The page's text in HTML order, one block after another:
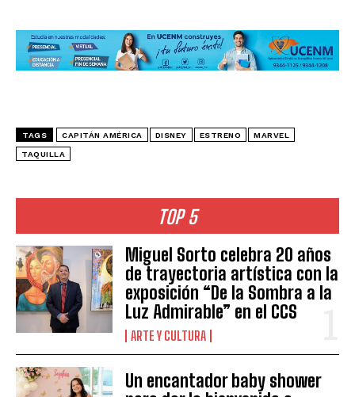
TOP 5
Miguel Sorto celebra 20 años
de trayectoria artística con la
exposición “De la Sombra a la
Luz Admirable” en el CCS
ARTE Y CULTURA
Un encantador baby shower
TAGS CAPITÁN AMÉRICA DISNEY ESTRENO MARVEL
TAQUILLA